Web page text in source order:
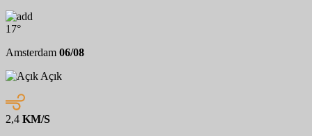
17°
Amsterdam 06/08
Açık
2,4 KM/S